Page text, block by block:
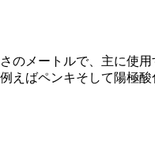
のメートルで、主に使
えばペンキそして陽極